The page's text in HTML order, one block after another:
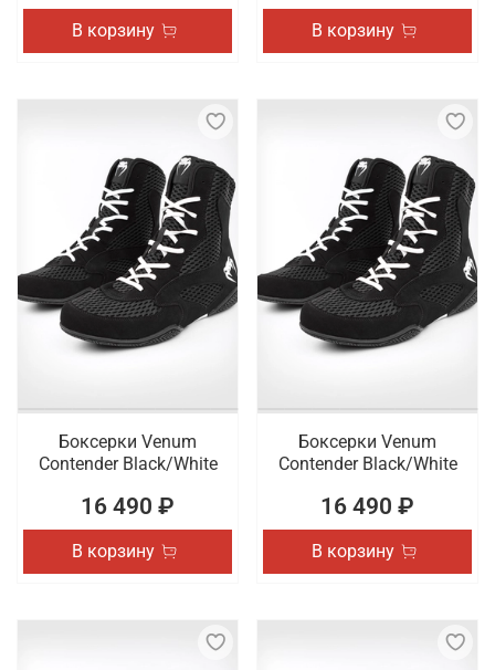
В корзину В корзину
Боксерки Venum
Contender Black/White
16 490 ₽
В корзину
Боксерки Venum
Contender Black/White
16 490 ₽
В корзину